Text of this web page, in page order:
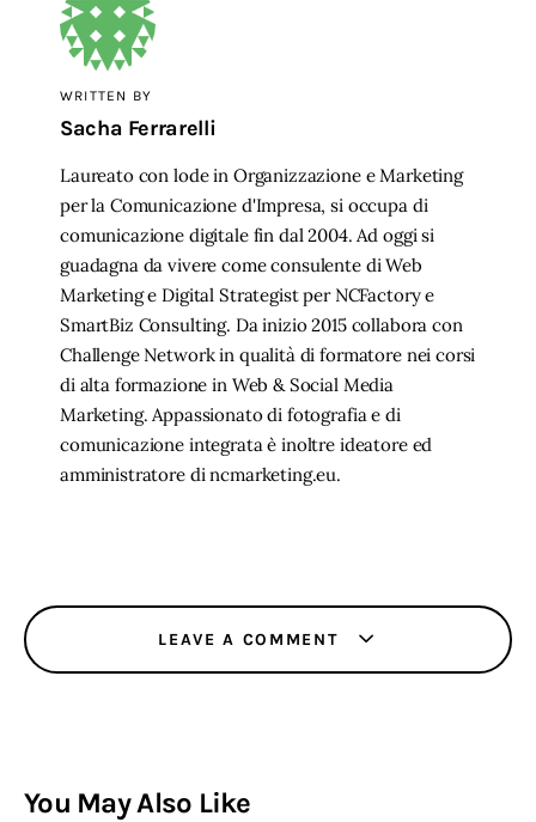
WRITTEN BY
Sacha Ferrarelli
Laureato con lode in Organizzazione e Marketing
per la Comunicazione d'Impresa, si occupa di
comunicazione digitale fin dal 2004. Ad oggi si
guadagna da vivere come consulente di Web
Marketing e Digital Strategist per NCFactory e
SmartBiz Consulting. Da inizio 2015 collabora con
Challenge Network in qualità di formatore nei corsi
di alta formazione in Web & Social Media
Marketing. Appassionato di fotografia e di
comunicazione integrata è inoltre ideatore ed
amministratore di ncmarketing.eu.
LEAVE A COMMENT
You May Also Like